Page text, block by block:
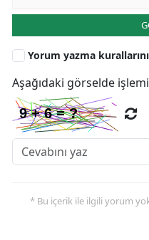
Yorum yazma kurallarını
Aşağıdaki görselde
* Bu içerik ile ilgili yorum